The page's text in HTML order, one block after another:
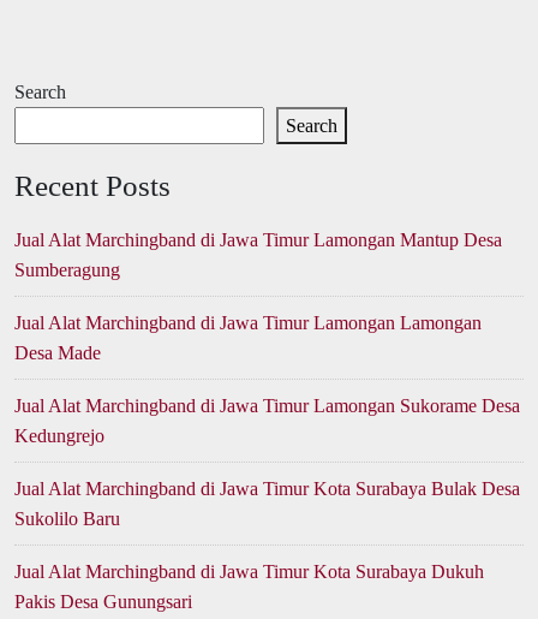
Search
Search
Recent Posts
Jual Alat Marchingband di Jawa Timur Lamongan Mantup Desa
Sumberagung
Jual Alat Marchingband di Jawa Timur Lamongan Lamongan
Desa Made
Jual Alat Marchingband di Jawa Timur Lamongan Sukorame Desa
Kedungrejo
Jual Alat Marchingband di Jawa Timur Kota Surabaya Bulak Desa
Sukolilo Baru
Jual Alat Marchingband di Jawa Timur Kota Surabaya Dukuh
Pakis Desa Gunungsari